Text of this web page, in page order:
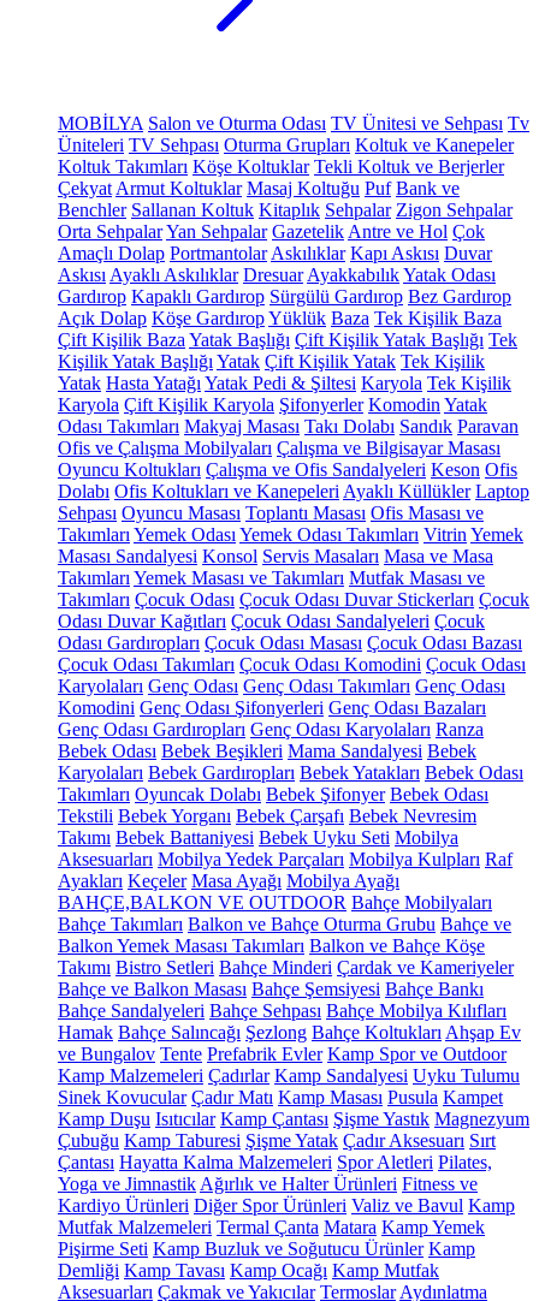
MOBİLYA Salon ve Oturma Odası TV Ünitesi ve Sehpası Tv
Üniteleri TV Sehpası Oturma Grupları Koltuk ve Kanepeler
Koltuk Takımları Köşe Koltuklar Tekli Koltuk ve Berjerler
Çekyat Armut Koltuklar Masaj Koltuğu Puf Bank ve
Benchler Sallanan Koltuk Kitaplık Sehpalar Zigon Sehpalar
Orta SehpalarYan Sehpalar Gazetelik Antre ve Hol Çok
Amaçlı Dolap Portmantolar Askılıklar Kapı Askısı Duvar
Askısı Ayaklı Askılıklar Dresuar AyakkabılıkYatak Odası
Gardırop Kapaklı Gardırop Sürgülü Gardırop Bez Gardırop
Açık Dolap Köşe GardıropYüklük Baza Tek Kişilik Baza
Çift Kişilik Baza Yatak Başlığı Çift Kişilik Yatak Başlığı Tek
Kişilik Yatak Başlığı Yatak Çift Kişilik Yatak Tek Kişilik
Yatak Hasta Yatağı Yatak Pedi & Şiltesi Karyola Tek Kişilik
Karyola Çift Kişilik Karyola Şifonyerler Komodin Yatak
Odası Takımları Makyaj Masası Takı Dolabı Sandık Paravan
Ofis ve Çalışma Mobilyaları Çalışma ve Bilgisayar Masası
Oyuncu Koltukları Çalışma ve Ofis Sandalyeleri Keson Ofis
Dolabı Ofis Koltukları ve Kanepeleri Ayaklı Küllükler Laptop
Sehpası Oyuncu Masası Toplantı Masası Ofis Masası ve
Takımları Yemek Odası Yemek Odası Takımları Vitrin Yemek
Masası Sandalyesi Konsol Servis Masaları Masa ve Masa
Takımları Yemek Masası ve Takımları Mutfak Masası ve
Takımları Çocuk Odası Çocuk Odası Duvar Stickerları Çocuk
Odası Duvar Kağıtları Çocuk Odası Sandalyeleri Çocuk
Odası Gardıropları Çocuk Odası Masası Çocuk Odası Bazası
Çocuk Odası Takımları Çocuk Odası Komodini Çocuk Odası
Karyolaları Genç Odası Genç Odası Takımları Genç Odası
Komodini Genç Odası Şifonyerleri Genç Odası Bazaları
Genç Odası Gardıropları Genç Odası Karyolaları Ranza
Bebek Odası Bebek Beşikleri Mama Sandalyesi Bebek
Karyolaları Bebek Gardıropları Bebek Yatakları Bebek Odası
Takımları Oyuncak Dolabı Bebek Şifonyer Bebek Odası
Tekstili Bebek Yorganı Bebek Çarşafı Bebek Nevresim
Takımı Bebek Battaniyesi Bebek Uyku Seti Mobilya
Aksesuarları Mobilya Yedek Parçaları Mobilya Kulpları Raf
Ayakları Keçeler Masa Ayağı Mobilya Ayağı
BAHÇE,BALKON VE OUTDOOR Bahçe Mobilyaları
Bahçe Takımları Balkon ve Bahçe Oturma Grubu Bahçe ve
Balkon Yemek Masası Takımları Balkon ve Bahçe Köşe
Takımı Bistro Setleri Bahçe Minderi Çardak ve Kameriyeler
Bahçe ve Balkon Masası Bahçe Şemsiyesi Bahçe Bankı
Bahçe Sandalyeleri Bahçe Sehpası Bahçe Mobilya Kılıfları
Hamak Bahçe Salıncağı Şezlong Bahçe Koltukları Ahşap Ev
ve Bungalov Tente Prefabrik Evler Kamp Spor ve Outdoor
Kamp Malzemeleri Çadırlar Kamp Sandalyesi Uyku Tulumu
Sinek Kovucular Çadır Matı Kamp Masası Pusula Kampet
Kamp Duşu Isıtıcılar Kamp Çantası Şişme Yastık Magnezyum
Çubuğu Kamp Taburesi Şişme Yatak Çadır Aksesuarı Sırt
Çantası Hayatta Kalma Malzemeleri Spor Aletleri Pilates,
Yoga ve Jimnastik Ağırlık ve Halter Ürünleri Fitness ve
Kardiyo Ürünleri Diğer Spor Ürünleri Valiz ve Bavul Kamp
Mutfak Malzemeleri Termal Çanta Matara Kamp Yemek
Pişirme Seti Kamp Buzluk ve Soğutucu Ürünler Kamp
Demliği Kamp Tavası Kamp Ocağı Kamp Mutfak
Aksesuarları Çakmak ve Yakıcılar Termoslar Aydınlatma